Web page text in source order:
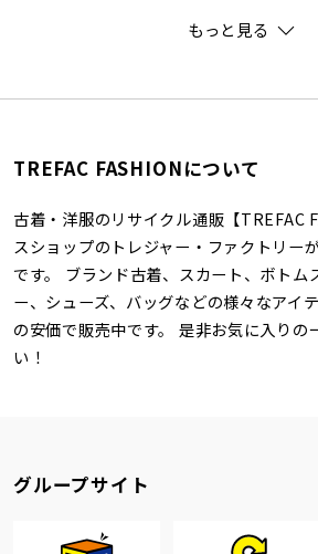
もっと見る
TREFAC FASHIONについて
古着・洋服のリサイクル通販【TREFAC
スショップのトレジャー・ファクトリー
です。 ブランド古着、スカート、ボトム
ー、シューズ、バッグなどの様々なアイ
の安価で販売中です。 是非お気に入りの
い！
グループサイト